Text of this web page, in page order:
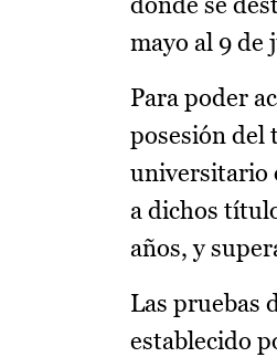
mayo al 9 de
Para poder
posesión del
universitario
a dichos
años, y
Las pruebas
establecido